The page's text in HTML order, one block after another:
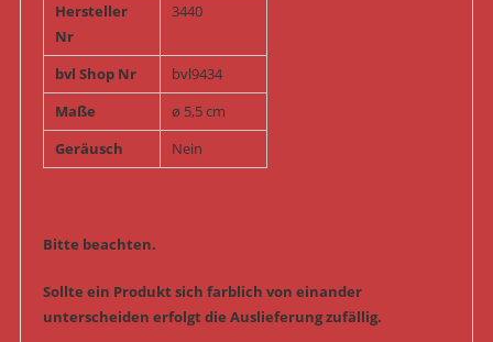
Hersteller
Nr
3440
bvl Shop Nr
bvl9434
Maße
ø 5,5 cm
Geräusch
Nein
Bitte beachten.
Sollte ein Produkt sich farblich von einander
unterscheiden erfolgt die Auslieferung zufällig.